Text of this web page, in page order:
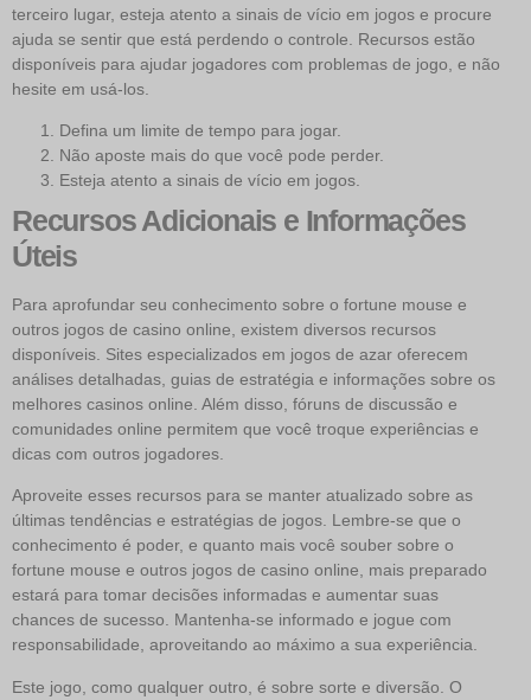
terceiro lugar, esteja atento a sinais de vício em jogos e procure
ajuda se sentir que está perdendo o controle. Recursos estão
disponíveis para ajudar jogadores com problemas de jogo, e não
hesite em usá-los.
Defina um limite de tempo para jogar.
Não aposte mais do que você pode perder.
Esteja atento a sinais de vício em jogos.
Recursos Adicionais e Informações
Úteis
Para aprofundar seu conhecimento sobre o fortune mouse e
outros jogos de casino online, existem diversos recursos
disponíveis. Sites especializados em jogos de azar oferecem
análises detalhadas, guias de estratégia e informações sobre os
melhores casinos online. Além disso, fóruns de discussão e
comunidades online permitem que você troque experiências e
dicas com outros jogadores.
Aproveite esses recursos para se manter atualizado sobre as
últimas tendências e estratégias de jogos. Lembre-se que o
conhecimento é poder, e quanto mais você souber sobre o
fortune mouse e outros jogos de casino online, mais preparado
estará para tomar decisões informadas e aumentar suas
chances de sucesso. Mantenha-se informado e jogue com
responsabilidade, aproveitando ao máximo a sua experiência.
Este jogo, como qualquer outro, é sobre sorte e diversão. O